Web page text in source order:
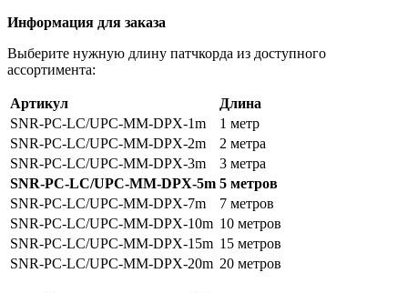
Информация для заказа
Выберите нужную длину патчкорда из доступного
ассортимента:
Артикул
Длина
SNR-PC-LC/UPC-MM-DPX-1m
1 метр
SNR-PC-LC/UPC-MM-DPX-2m
2 метра
SNR-PC-LC/UPC-MM-DPX-3m
3 метра
SNR-PC-LC/UPC-MM-DPX-5m 5 метров
SNR-PC-LC/UPC-MM-DPX-7m
7 метров
SNR-PC-LC/UPC-MM-DPX-10m 10 метров
SNR-PC-LC/UPC-MM-DPX-15m 15 метров
SNR-PC-LC/UPC-MM-DPX-20m 20 метров